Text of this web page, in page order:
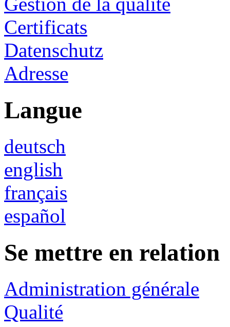
Certificats
Datenschutz
Adresse
Langue
deutsch
english
français
español
Se mettre en relation
Administration générale
Qualité